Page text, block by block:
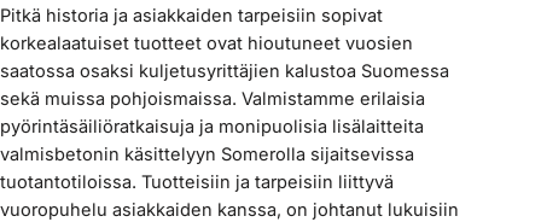
Pitkä historia ja asiakkaiden tarpeisiin sopivat
korkealaatuiset tuotteet ovat hioutuneet vuosien
saatossa osaksi kuljetusyrittäjien kalustoa Suomessa
sekä muissa pohjoismaissa. Valmistamme erilaisia
pyörintäsäiliöratkaisuja ja monipuolisia lisälaitteita
valmisbetonin käsittelyyn Somerolla sijaitsevissa
tuotantotiloissa. Tuotteisiin ja tarpeisiin liittyvä
vuoropuhelu asiakkaiden kanssa, on johtanut lukuisiin